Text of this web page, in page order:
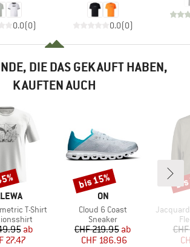
0.0(0) 0.0(0)
DIE DAS GEKAUFT HABEN,
KAUFTEN AUCH
T-Shirt
Preis
reduzierter Preis
ab
27.47
MARKE
ON
Artikel
Cloud 6 Coast
Produktgruppe
Sneaker
Preis
CHF 219.95reduzierter Preis
ab
CHF 186.96
Rabatt
bis 15%
Artikel